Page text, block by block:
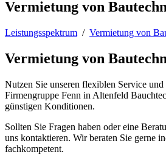
Vermietung von
Leistungsspektrum / Vermietung von
Vermietung von
Nutzen Sie unseren flexiblen Service und
Firmengruppe Fenn in Altenfeld
günstigen Konditionen.
Sollten Sie Fragen haben oder eine
uns kontaktieren. Wir beraten Sie gerne
fachkompetent.